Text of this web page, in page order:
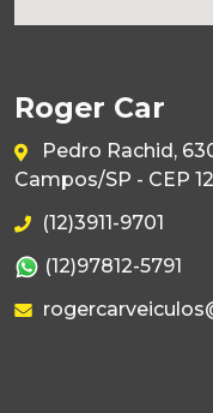
Roger Car
Pedro Rachid,
Campos/SP - CEP
(12)3911-9701
(12)97812-5791